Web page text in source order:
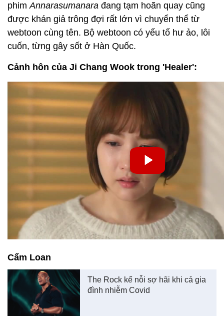
phimAnnarasumanara đang tạm hoãn quay cũng
được khán giả trông đợi rất lớn vì chuyển thể từ
webtoon cùng tên. Bộ webtoon có yếu tố hư ảo, lôi
cuốn, từng gây sốt ở Hàn Quốc.
Cảnh hôn của Ji Chang Wook trong 'Healer':
Cẩm Loan
The Rock kể nỗi sợ hãi khi cả gia
đình nhiễm Covid